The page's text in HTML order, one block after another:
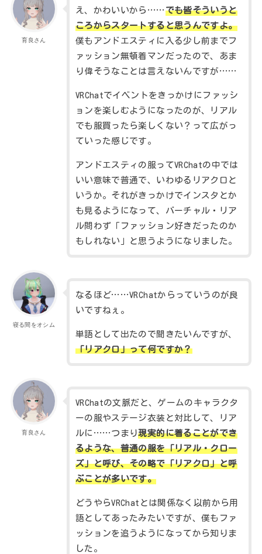
育良さん
え、かわいいから…… でも皆そういうと
ころからスタートすると思うんですよ。
僕もアンドエスティに入る少し前までフ
ァッション無頓着マンだったので、あま
り偉そうなことは言えないんですが……
VRChatでイベントをきっかけにファッシ
ョンを楽しむようになったのが、リアル
でも服買ったら楽しくない？って広がっ
ていった感じです。
アンドエスティの服ってVRChatの中では
いい意味で普通で、いわゆるリアクロと
いうか。それがきっかけでインスタとか
も見るようになって、バーチャル・リア
ル問わず「ファッション好きだったのか
もしれない」と思うようになりました。
寝る間をオシム
なるほど……VRChatからっていうのが良
いですねぇ。
単語として出たので聞きたいんですが、
「リアクロ」って何ですか？
育良さん
VRChatの文脈だと、ゲームのキャラクタ
ーの服やステージ衣装と対比して、リア
ルに……つまり現実的に着ることができ
るような、普通の服を「リアル・クロー
ズ」と呼び、その略で「リアクロ」と呼
ぶことが多いです。
どうやらVRChatとは関係なく以前から用
語としてあったみたいですが、僕もファ
ッションを追うようになってから知りま
した。